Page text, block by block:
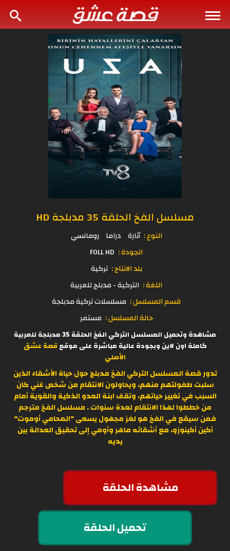
مسلسل الفخ الحلقة 35 مدبلجة HD
النوع : أثارة دراما رومانسي
الجودة : FOLL HD
بلد الانتاج : تركية
اللغة : التركية - مدبلج للعربية
قسم المسلسل : مسلسلات تركية مدبلجة
حالة المسلسل : مستمر
مشاهدة وتحميل المسلسل التركي الفخ الحلقة 35 مدبلجة للعربية
كاملة اون لاين وبجودة عالية مباشرة على موقع قصة عشق
الأصلي
تدور قصة المسلسل التركي الفخ مدبلج حول حياة الأشقاء الذين
سلبت طفولتهم منهم، ويحاولون الانتقام من شخص غني كان
السبب في تغيير حياتهم، وتقف ابنة العدو الذكية والقوية أمام
من خططوا لهذا الانتقام لعدة سنوات . مسلسل الفخ مترجم
فمن سيقع في الفخ هو لغز مجهول يسعى "المحامي أوموت"
أكين أكينوزو، مع أشقائه ماهر وأومي إلى تحقيق العدالة بين
يديه
مشاهدة الحلقة
تحميل الحلقة